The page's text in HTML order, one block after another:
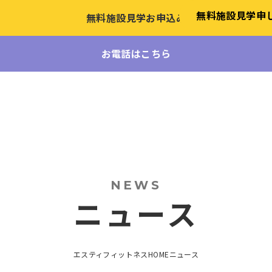
無料施設見学申
無料施設見学お申込み
お電話はこちら
NEWS
ニュース
エスティフィットネスHOMEニュース